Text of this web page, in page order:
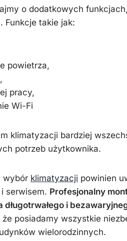
o dodatkowych
Funkcje takie jak:
powietrza,
pracy,
Wi-Fi
klimatyzacji bardziej
potrzeb użytkownika.
wybór klimatyzacji powinien
serwisem. Profesjonalny
długotrwałego i
posiadamy wszystkie
wielorodzinnych.